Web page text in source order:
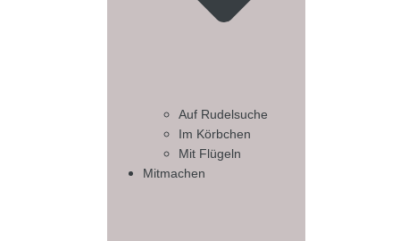
Auf Rudelsuche
Im Körbchen
Mit Flügeln
Mitmachen